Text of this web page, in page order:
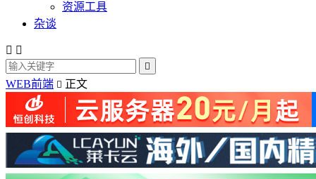
资源工具
杂谈
 

WEB前端  正文